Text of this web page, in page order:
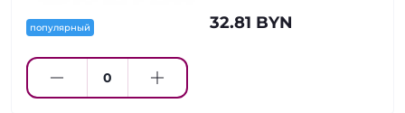
популярный 32.81 BYN